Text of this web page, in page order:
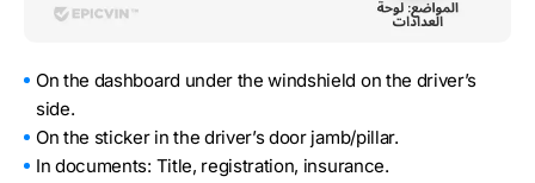
On the dashboard under the windshield on the driver’s
side.
On the sticker in the driver’s door jamb/pillar.
In documents: Title, registration, insurance.